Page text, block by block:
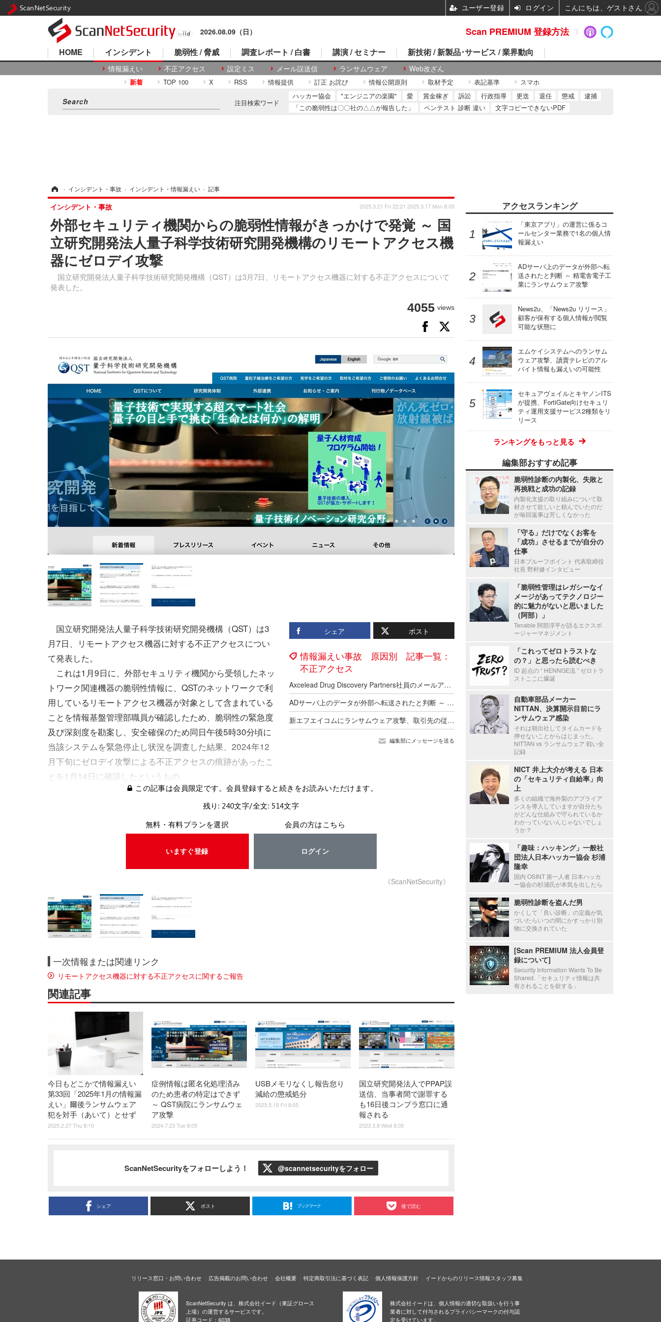
2026.08.09（日）
HOME インシデント
情報漏えい 不正アクセス 設定ミス メール誤送信 ランサムウェア Web改ざん
脆弱性 / 脅威 調査レポート / 白書 講演 / セミナー 新技術 / 新製品･サービス / 業界動向
新着 TOP 100 X RSS 情報提供 訂正 お詫び 情報公開原則 取材予定 表記基準 スマホ
注目検索ワード
ハッカー協会 "エンジニアの楽園" 愛 賞金稼ぎ 訴訟 行政指導 更迭 退任 懲戒
逮捕
「この脆弱性は〇〇社の△△が報告した」
ペンテスト 診断 違い 文字コピーできないPDF
› インシデント・事故 › インシデント・情報漏えい › 記事
外部セキュリティ機関からの脆弱性情報がきっかけで発覚 ～ 国
立研究開発法人量子科学技術研究開発機構のリモートアクセス機
器にゼロデイ攻撃
国立研究開発法人量子科学技術研究開発機構（QST）は3月7日、リモートアクセス機器に対する不正アクセスについて
発表した。
インシデント・事故 2025.3.21 Fri 22:21 2025.3.17 Mon 8:05
4055 views
シェア ポスト
情報漏えい事故 原因別 記事一覧：
不正アクセス
Axcelead Drug Discovery Partners社員のメールアカウントに不正アクセス、約7,000通のメールで痕跡を確認
ADサーバ上のデータが外部へ転送されたと判断 ～ 精電舎電子工業にランサムウェア攻撃
新エフエイコムにランサムウェア攻撃、取引先の従業員に関する個人情報が漏えいした可能性
編集部にメッセージを送る
国立研究開発法人量子科学技術研究開発機構（QST）は3
月7日、リモートアクセス機器に対する不正アクセスについ
て発表した。
これは1月9日に、外部セキュリティ機関から受領したネッ
トワーク関連機器の脆弱性情報に、QSTのネットワークで利
用しているリモートアクセス機器が対象として含まれている
ことを情報基盤管理部職員が確認したため、脆弱性の緊急度
及び深刻度を勘案し、安全確保のため同日午後5時30分頃に
当該システムを緊急停止し状況を調査した結果、2024年12
月下旬にゼロデイ攻撃による不正アクセスの痕跡があったこ
とを1月14日に確認したというもの。​
この記事は会員限定です。会員登録すると続きをお読みいただけます。
残り: 240文字/全文: 514文字
無料・有料プランを選択
いますぐ登録
会員の方はこちら
ログイン
《ScanNetSecurity》
一次情報または関連リンク
リモートアクセス機器に対する不正アクセスに関するご報告
関連記事
今日もどこかで情報漏えい
第33回「2025年1月の情報漏
えい」爾後ランサムウェア
犯を対手（あいて）とせず
2025.2.27 Thu 8:10
症例情報は匿名化処理済み
のため患者の特定はできず
～ QST病院にランサムウェ
ア攻撃
2024.7.23 Tue 8:05
USBメモリなくし報告怠り
減給の懲戒処分
2023.5.19 Fri 8:05
国立研究開発法人でPPAP誤
送信、当事者間で謝罪する
も16日後コンプラ窓口に通
報される
2023.3.8 Wed 8:05
ScanNetSecurityをフォローしよう！ @scannetsecurityをフォロー
シェア ポスト ブックマーク 後で読む
アクセスランキング
「東京アプリ」の運営に係るコ
ールセンター業務で1名の個人情
報漏えい
ADサーバ上のデータが外部へ転
送されたと判断 ～ 精電舎電子工
業にランサムウェア攻撃
News2u、「News2u リリース」
顧客が保有する個人情報が閲覧
可能な状態に
エムケイシステムへのランサム
ウェア攻撃、讀賣テレビのアル
バイト情報も漏えいの可能性
セキュアヴェイルとキヤノンITS
が提携、FortiGate向けセキュリ
ティ運用支援サービス2種類をリ
リース
ランキングをもっと見る
編集部おすすめ記事
脆弱性診断の内製化、失敗と
再挑戦と成功の記録
内製化支援の取り組みについて取
材させて欲しいと頼んでいたのだ
が毎回返事は芳しくなかった
「守る」だけでなくお客を
「成功」させるまでが自分の
仕事
日本プルーフポイント 代表取締役
社長 野村健インタビュー
「脆弱性管理はレガシーなイ
メージがあってテクノロジー
的に魅力がないと思いました
（阿部）」
Tenable 阿部淳平が語るエクスポ
ージャーマネジメント
「これってゼロトラストな
の？」と思ったら読むべき
ID 起点の “ HENNGE流 ” ゼロトラ
ストここに爆誕
自動車部品メーカー
NITTAN、決算開示目前にラ
ンサムウェア感染
それは朝出社してタイムカードを
押せないことからはじまった。
NITTAN vs ランサムウェア 戦い全
記録
NICT 井上大介が考える 日本
の「セキュリティ自給率」向
上
多くの組織で海外製のアプライア
ンスを導入していますが自分たち
がどんな仕組みで守られているか
わかっていないんじゃないでしょ
うか？
「趣味：ハッキング」一般社
団法人日本ハッカー協会 杉浦
隆幸
国内 OSINT 第一人者 日本ハッカ
ー協会の杉浦氏が本気を出したら
脆弱性診断を盗んだ男
かくして「良い診断」の定義が気
づいたらいつの間にかすっかり別
物に交換されていた
[Scan PREMIUM 法人会員登
録について]
Security Information Wants To Be
Shared.「セキュリティ情報は共
有されることを欲する」
リリース窓口・お問い合わせ 広告掲載のお問い合わせ 会社概要 特定商取引法に基づく表記 個人情報保護方針 イードからのリリース情報スタッフ募集
ScanNetSecurity は、株式会社イード（東証グロース
上場）の運営するサービスです。
証券コード：6038
株式会社イードは、個人情報の適切な取扱いを行う事
業者に対して付与されるプライバシーマークの付与認
定を受けています。
Scan PREMIUM 登録方法
ScanNetSecurity ユーザー登録 ログイン こんにちは、ゲストさん